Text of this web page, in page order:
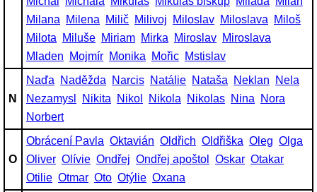
Milana
Milena Milič Milivoj Miloslav Miloslava
Miloš
Milota
Miluše Miriam Mirka Miroslav Miroslava
Mladen
Mojmír Monika Mořic Mstislav
N
Naďa Naděžda Narcis Natálie Nataša Neklan
Nela
Nezamysl
Nikita Nikol Nikola Nikolas Nina
Nora
Norbert
O
Obrácení Pavla Oktavián Oldřich Oldřiška Oleg Olga
Oliver Olívie Ondřej Ondřej apoštol Oskar Otakar
Otilie Otmar Oto Otýlie Oxana